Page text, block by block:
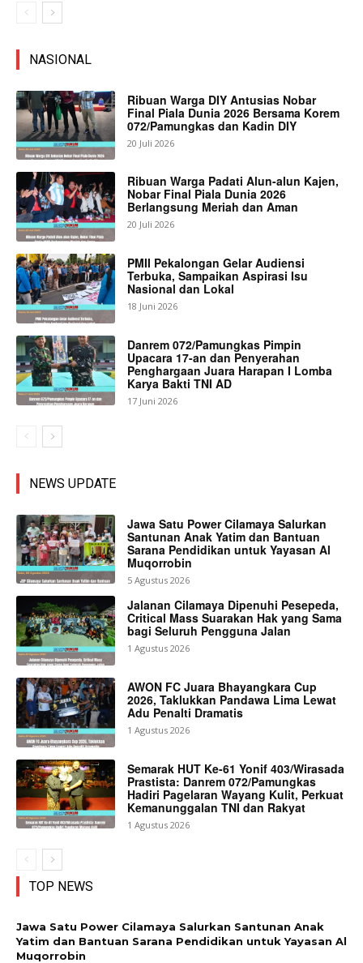
NASIONAL
Ribuan Warga DIY Antusias Nobar
Final Piala Dunia 2026 Bersama Korem
072/Pamungkas dan Kadin DIY
20 Juli 2026
Ribuan Warga Padati Alun-alun Kajen,
Nobar Final Piala Dunia 2026
Berlangsung Meriah dan Aman
20 Juli 2026
PMII Pekalongan Gelar Audiensi
Terbuka, Sampaikan Aspirasi Isu
Nasional dan Lokal
18 Juni 2026
Danrem 072/Pamungkas Pimpin
Upacara 17-an dan Penyerahan
Penghargaan Juara Harapan I Lomba
Karya Bakti TNI AD
17 Juni 2026
NEWS UPDATE
Jawa Satu Power Cilamaya Salurkan
Santunan Anak Yatim dan Bantuan
Sarana Pendidikan untuk Yayasan Al
Muqorrobin
5 Agustus 2026
Jalanan Cilamaya Dipenuhi Pesepeda,
Critical Mass Suarakan Hak yang Sama
bagi Seluruh Pengguna Jalan
1 Agustus 2026
AWON FC Juara Bhayangkara Cup
2026, Taklukkan Pandawa Lima Lewat
Adu Penalti Dramatis
1 Agustus 2026
Semarak HUT Ke-61 Yonif 403/Wirasada
Prastista: Danrem 072/Pamungkas
Hadiri Pagelaran Wayang Kulit, Perkuat
Kemanunggalan TNI dan Rakyat
1 Agustus 2026
TOP NEWS
Jawa Satu Power Cilamaya Salurkan Santunan Anak
Yatim dan Bantuan Sarana Pendidikan untuk Yayasan Al
Muqorrobin